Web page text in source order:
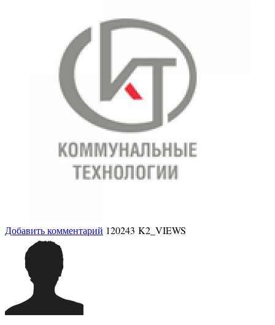
Добавить комментарий 120243 K2_VIEWS